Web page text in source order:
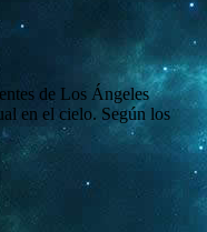
de Los Ángeles
en el cielo. Según los